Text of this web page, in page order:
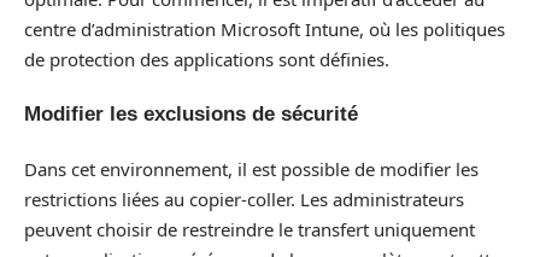
centre d’administration Microsoft Intune, où les politiques
de protection des applications sont définies.
Modifier les exclusions de sécurité
Dans cet environnement, il est possible de modifier les
restrictions liées au copier-coller. Les administrateurs
peuvent choisir de restreindre le transfert uniquement